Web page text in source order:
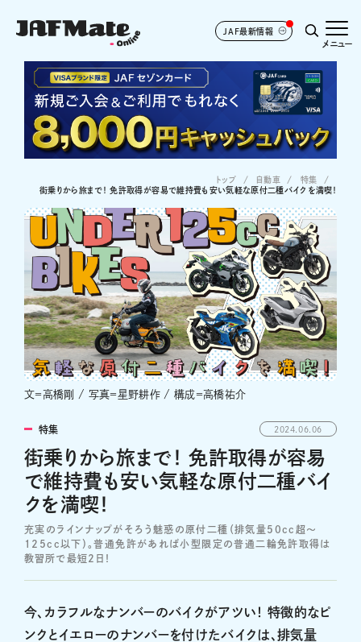
JAF最新情報
メニュー
トップ 自動車
特集
街乗りから旅まで！ 免許取得が容易で維持費も安い気軽な原付二種バイクを満喫！
文＝高橋剛 / 写真＝星野耕作 / 構成＝高橋祐介
特集 2024.06.06
街乗りから旅まで！ 免許取得が容易
で維持費も安い気軽な原付二種バイ
クを満喫！
充実のラインナップがそろう魅惑の原付二種（排気量50cc超〜
125cc以下）。普通免許があれば小型限定の普通二輪免許取得は
教習所で最短2日！
今、カラフルなナンバーのバイクがアツい！ 特徴的なピ
ンクとイエローのナンバーを付けたバイクは、排気量